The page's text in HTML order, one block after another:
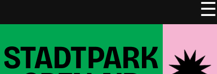
springen
☰